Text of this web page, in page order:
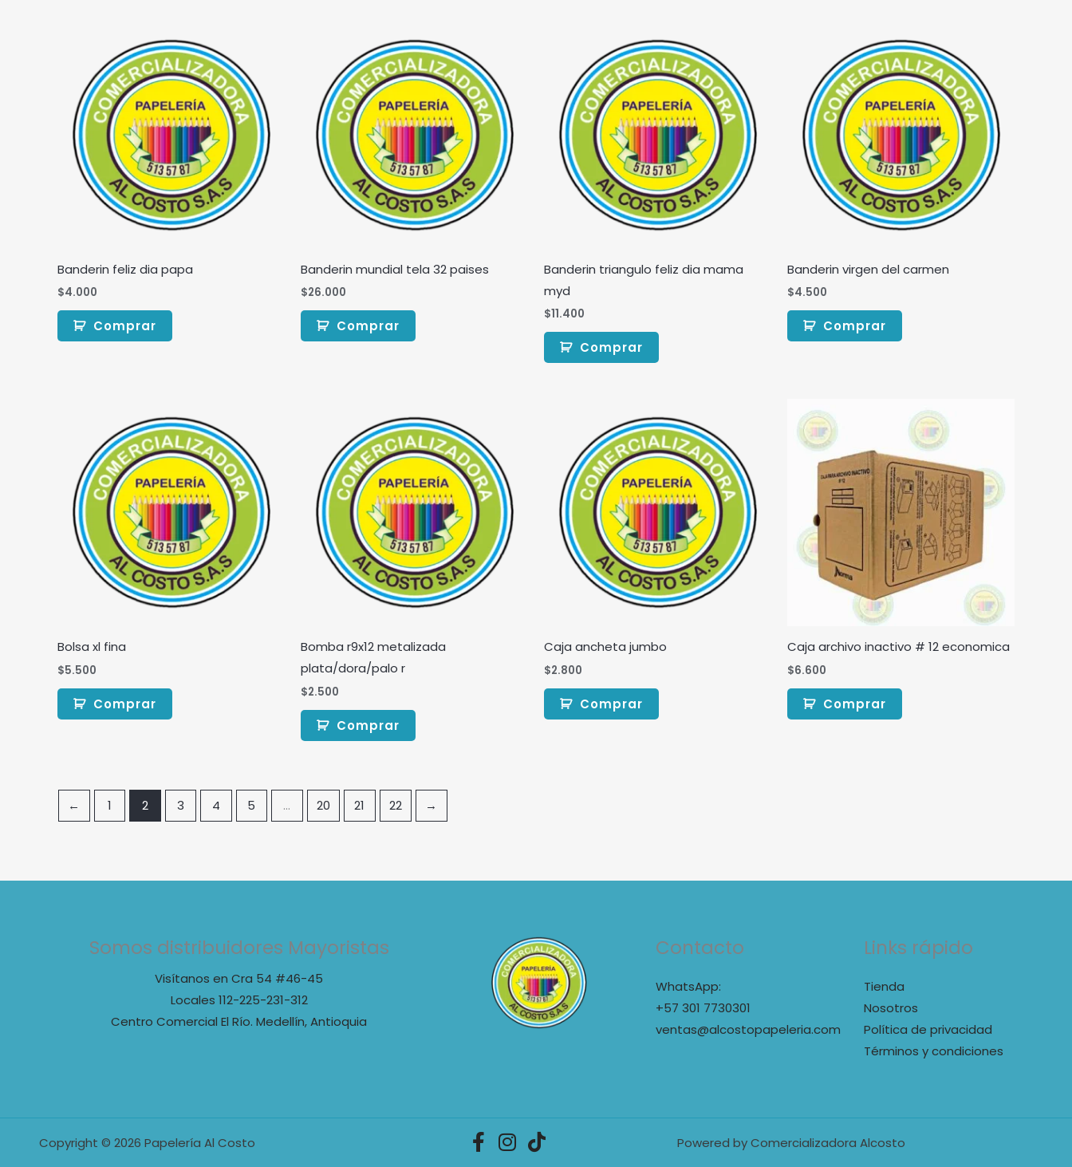
Banderin feliz dia papa
$4.000
Comprar
Banderin mundial tela 32 paises
$26.000
Comprar
Banderin triangulo feliz dia mama
myd
$11.400
Comprar
Banderin virgen del carmen
$4.500
Comprar
Bolsa xl fina
$5.500
Comprar
Bomba r9x12 metalizada
plata/dora/palo r
$2.500
Comprar
Caja ancheta jumbo
$2.800
Comprar
Caja archivo inactivo # 12 economica
$6.600
Comprar
← 1 2 3 4 5 … 20 21 22 →
Somos distribuidores Mayoristas
Visítanos en Cra 54 #46-45
Locales 112-225-231-312
Centro Comercial El Río. Medellín, Antioquia
Contacto
WhatsApp:
+57 301 7730301
ventas@alcostopapeleria.com
Links rápido
Tienda
Nosotros
Política de privacidad
Términos y condiciones
Copyright © 2026 Papelería Al Costo Powered by Comercializadora Alcosto